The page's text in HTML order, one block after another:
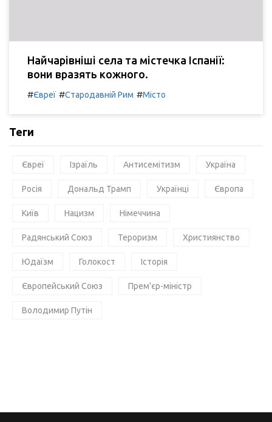
Найчарівніші села та містечка Іспанії:
вони вразять кожного.
#Євреї #Стародавній Рим #Місто
Теги
Євреї Ізраїль Антисемітизм Україна
Росія Дональд Трамп Українці Європа
Київ Нацизм Німеччина
Радянський Союз Тероризм Християнство
Юдаїзм Голокост Історія
Європейський Союз Прем'єр-міністр
Володимир Путін